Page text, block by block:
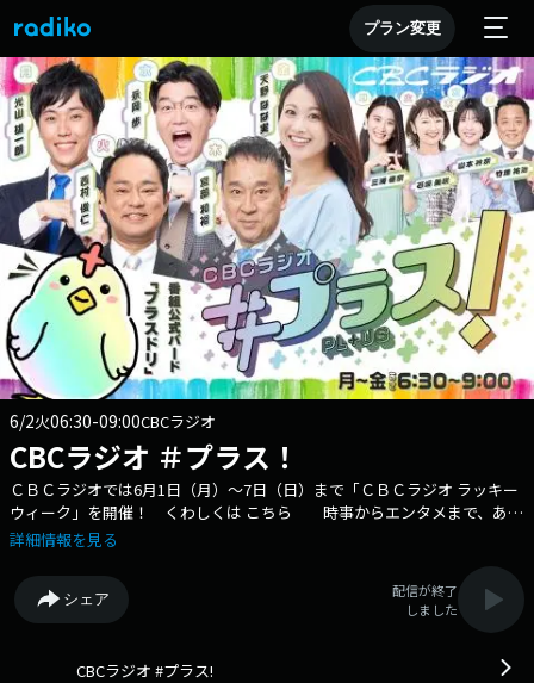
プラン変更
6/2火06:30-09:00CBCラジオ
CBCラジオ ＃プラス！
ＣＢＣラジオでは6月1日（月）～7日（日）まで「ＣＢＣラジオ ラッキー
ウィーク」を開催！ くわしくは こちら 時事からエンタメまで、あな
たの朝にプラスになる情報をお届けする生活情報番組。 個性豊かなCBC
ます。 あなたの朝に情報をプラス！元気をプラス！ 番組記事を読む
→こちら 番組へのおたよりは こちら FAXは 052-263-6800 まで
詳細情報を見る
シェア
配信が終了
しました
CBCラジオ #プラス!